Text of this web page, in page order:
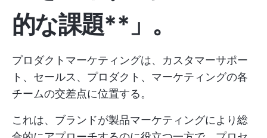
的な課題**」。
プロダクトマーケティングは、カスタマーサポー
ト、セールス、プロダクト、マーケティングの各
チームの交差点に位置する。
これは、ブランドが製品マーケティングにより総